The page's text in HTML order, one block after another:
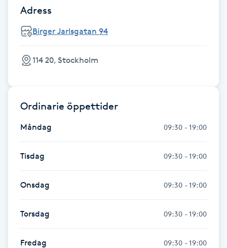
Kosmetisk tatuering
Käkledsbehandling
Kärlbehandling
Adress
Birger Jarlsgatan 94
114 20, Stockholm
Ordinarie öppettider
Måndag 09:30 - 19:00
Tisdag 09:30 - 19:00
Onsdag 09:30 - 19:00
Torsdag 09:30 - 19:00
Fredag 09:30 - 19:00